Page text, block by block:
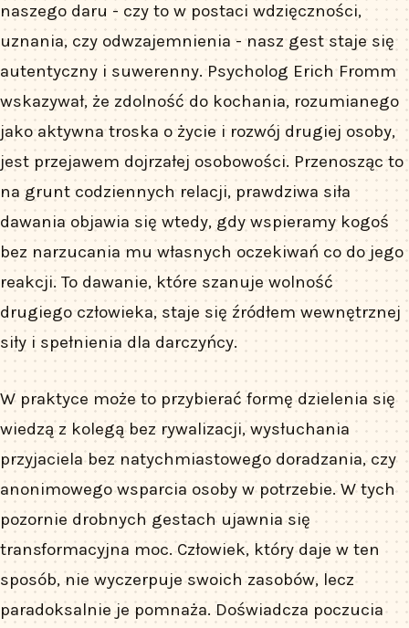
naszego daru - czy to w postaci wdzięczności,
uznania, czy odwzajemnienia - nasz gest staje się
autentyczny i suwerenny. Psycholog Erich Fromm
wskazywał, że zdolność do kochania, rozumianego
jako aktywna troska o życie i rozwój drugiej osoby,
jest przejawem dojrzałej osobowości. Przenosząc to
na grunt codziennych relacji, prawdziwa siła
dawania objawia się wtedy, gdy wspieramy kogoś
bez narzucania mu własnych oczekiwań co do jego
reakcji. To dawanie, które szanuje wolność
drugiego człowieka, staje się źródłem wewnętrznej
siły i spełnienia dla darczyńcy.
W praktyce może to przybierać formę dzielenia się
wiedzą z kolegą bez rywalizacji, wysłuchania
przyjaciela bez natychmiastowego doradzania, czy
anonimowego wsparcia osoby w potrzebie. W tych
pozornie drobnych gestach ujawnia się
transformacyjna moc. Człowiek, który daje w ten
sposób, nie wyczerpuje swoich zasobów, lecz
paradoksalnie je pomnaża. Doświadcza poczucia